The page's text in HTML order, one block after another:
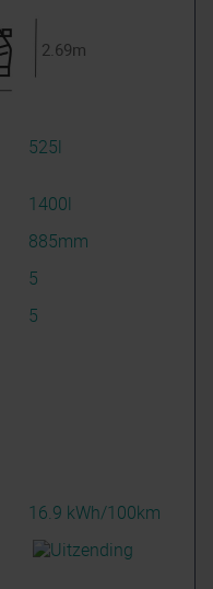
2.69m
525l
1400l
885mm
5
5
16.9 kWh/100km